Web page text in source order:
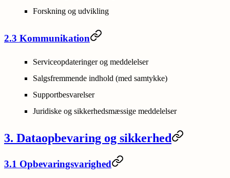
Forskning og udvikling
2.3 Kommunikation
Serviceopdateringer og meddelelser
Salgsfremmende indhold (med samtykke)
Supportbesvarelser
Juridiske og sikkerhedsmæssige meddelelser
3. Dataopbevaring og sikkerhed
3.1 Opbevaringsvarighed